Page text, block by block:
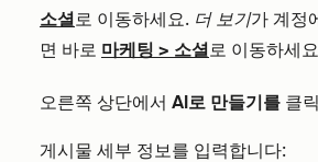
소셜로 이동하세요. 더 보기가 계정
면 바로 마케팅 > 소셜로 이동하세
오른쪽 상단에서 AI로 만들기를 클
게시물 세부 정보를 입력합니다: